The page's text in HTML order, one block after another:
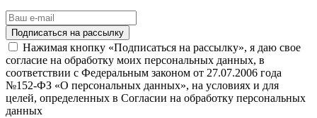
Нажимая кнопку «Подписаться на рассылку», я даю свое
согласие на обработку моих персональных данных, в
соответствии с Федеральным законом от 27.07.2006 года
№152-ФЗ «О персональных данных», на условиях и для
целей, определенных в Согласии на обработку персональных
данных